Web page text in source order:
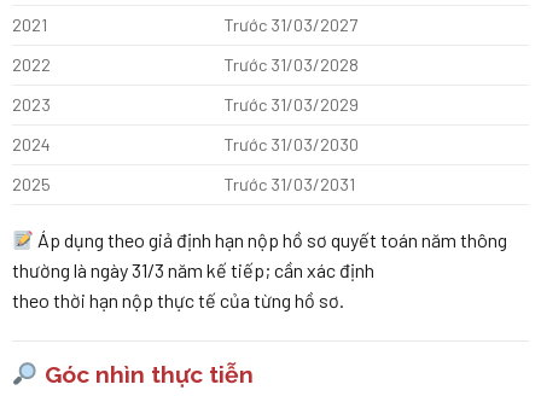
2021
Trước 31/03/2027
2022
Trước 31/03/2028
2023
Trước 31/03/2029
2024
Trước 31/03/2030
2025
Trước 31/03/2031
Áp dụng theo giả định hạn nộp hồ sơ quyết toán năm thông
thường là ngày 31/3 năm kế tiếp; cần xác định
theo thời hạn nộp thực tế của từng hồ sơ.
Góc nhìn thực tiễn